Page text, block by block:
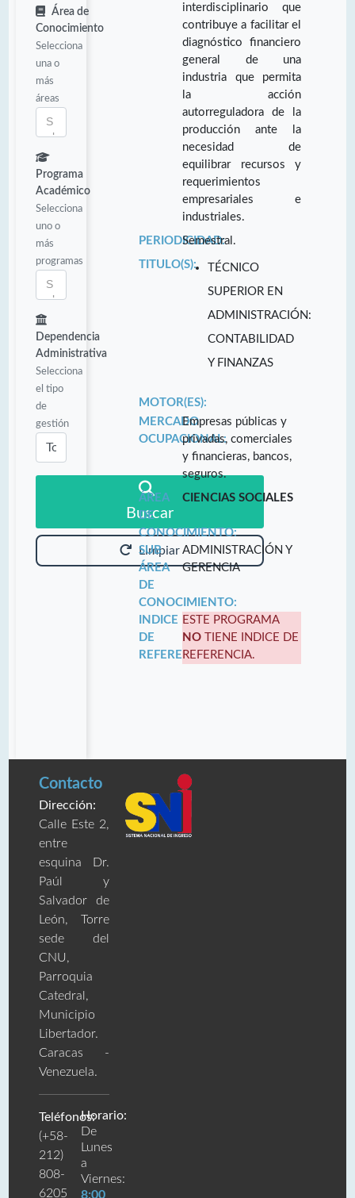
Área de
Conocimiento
Selecciona
una o
más
áreas
Programa
Académico
Selecciona
uno o
más
programas
Dependencia
Administrativa
Selecciona
el tipo
de
gestión
Buscar
Limpiar
interdisciplinario que
contribuye a facilitar el
diagnóstico financiero
general de una
industria que permita
la acción
autorreguladora de la
producción ante la
necesidad de
equilibrar recursos y
requerimientos
empresariales e
industriales.
PERIODICIDAD:
Semestral.
TITULO(S):
TÉCNICO
SUPERIOR EN
ADMINISTRACIÓN:
CONTABILIDAD
Y FINANZAS
MOTOR(ES):
MERCADO
OCUPACIONAL:
Empresas públicas y
privadas, comerciales
y financieras, bancos,
seguros.
ÁREA
DE
CONOCIMIENTO:
CIENCIAS SOCIALES
SUB
ÁREA
DE
CONOCIMIENTO:
ADMINISTRACIÓN Y
GERENCIA
INDICE
DE
REFERENCIA:
ESTE PROGRAMA
NO TIENE INDICE DE
REFERENCIA.
Contacto
Dirección:
Calle Este 2,
entre
esquina Dr.
Paúl y
Salvador de
León, Torre
sede del
CNU,
Parroquia
Catedral,
Municipio
Libertador.
Caracas -
Venezuela.
Teléfonos:
(+58-
212)
808-
6205
Horario:
De
Lunes
a
Viernes:
8:00